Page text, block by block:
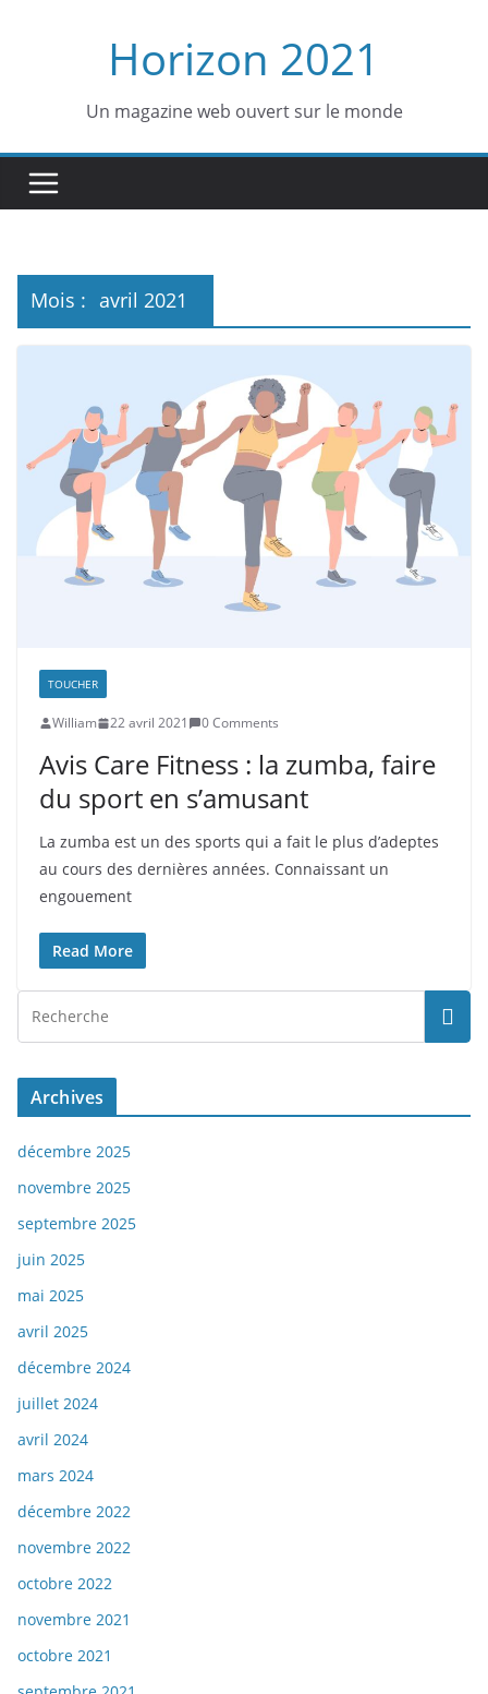
Horizon 2021
Un magazine web ouvert sur le monde
Mois : avril 2021
TOUCHER
William 22 avril 2021 0 Comments
Avis Care Fitness : la zumba, faire
du sport en s’amusant
La zumba est un des sports qui a fait le plus d’adeptes
au cours des dernières années. Connaissant un
engouement
Read More
Archives
décembre 2025
novembre 2025
septembre 2025
juin 2025
mai 2025
avril 2025
décembre 2024
juillet 2024
avril 2024
mars 2024
décembre 2022
novembre 2022
octobre 2022
novembre 2021
octobre 2021